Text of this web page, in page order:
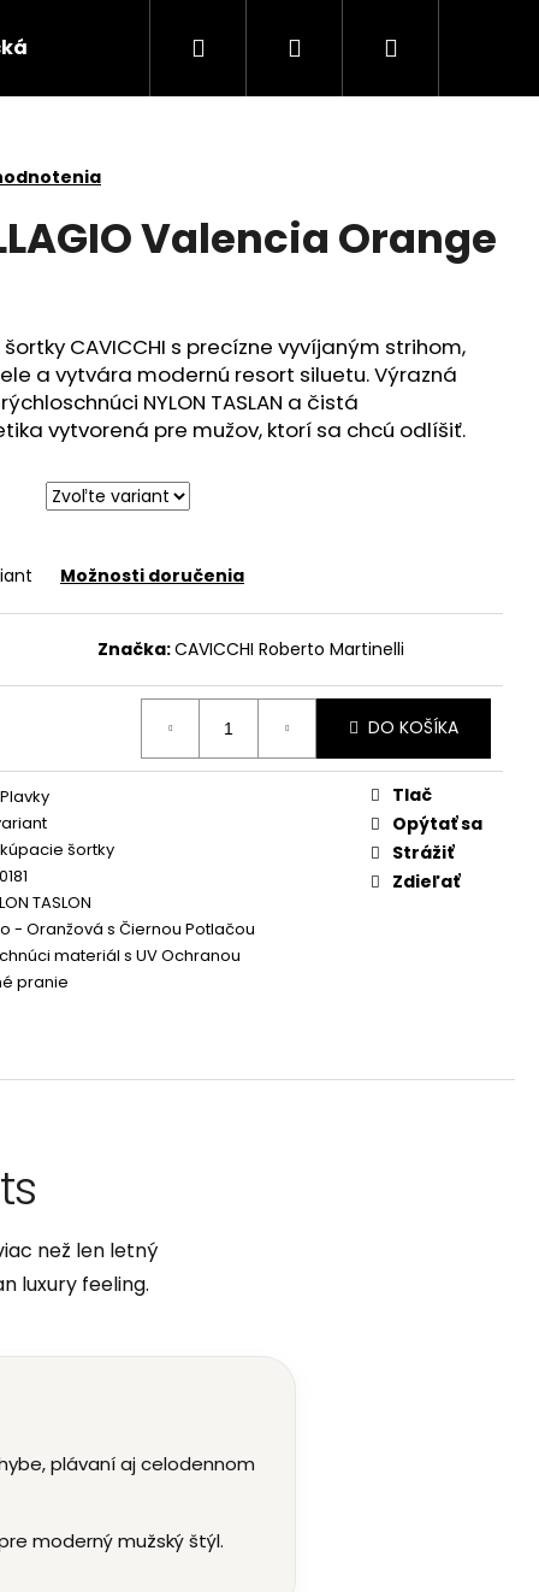
Hľadať PrihlásenieNákupný
Valencia Orange
CAVICCHI s precízne vyvíjaným strihom,
a vytvára modernú resort siluetu. Výrazná
NYLON TASLAN a čistá
vytvorená pre mužov, ktorí sa chcú odlíšiť.
Možnosti doručenia
Značka:CAVICCHI Roberto Martinelli
DO KOŠÍKA
šortky
TASLON
- Oranžová s Čiernou Potlačou
materiál s UV Ochranou
pranie
Tlač
Opýtať sa
Strážiť
Zdieľať
než len letný
luxury feeling.
plávaní aj celodennom
moderný mužský štýl.